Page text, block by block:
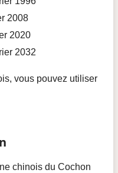
2008
2020
2032
vous pouvez utiliser
chinois du Cochon